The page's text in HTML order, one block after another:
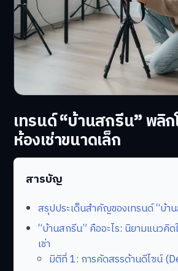
เทรนด์ “บ้านสกรีน” พลิ
ห้องเช่าขนาดเล็ก
สารบัญ
สรุปประเด็นสำคัญของเทรนด์ “บ้า
“บ้านสกรีน” คืออะไร: นิยามแนวคิด
เช่า
มิติที่ 1: การคัดสรรด้านดีไซน์